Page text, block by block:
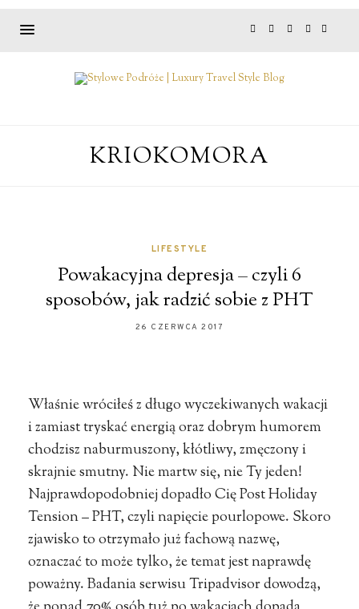
KRIOKOMORA
LIFESTYLE
Powakacyjna depresja – czyli 6
sposobów, jak radzić sobie z PHT
26 CZERWCA 2017
Właśnie wróciłeś z długo wyczekiwanych wakacji
i zamiast tryskać energią oraz dobrym humorem
chodzisz naburmuszony, kłótliwy, zmęczony i
skrajnie smutny. Nie martw się, nie Ty jeden!
Najprawdopodobniej dopadło Cię Post Holiday
Tension – PHT, czyli napięcie pourlopowe. Skoro
zjawisko to otrzymało już fachową nazwę,
oznaczać to może tylko, że temat jest naprawdę
poważny. Badania serwisu Tripadvisor dowodzą,